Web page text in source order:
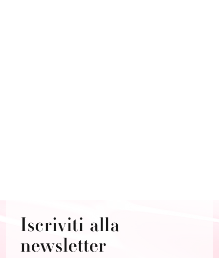
Iscriviti alla
newsletter